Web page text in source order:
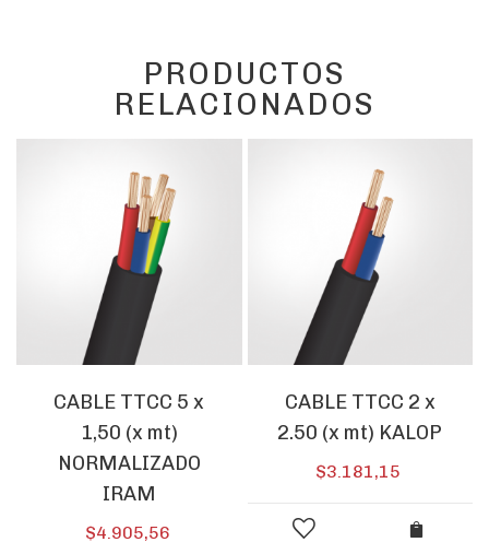
PRODUCTOS
RELACIONADOS
CABLE TTCC 5 x
1,50 (x mt)
NORMALIZADO
IRAM
$4.905,56
CABLE TTCC 2 x
2.50 (x mt) KALOP
$3.181,15